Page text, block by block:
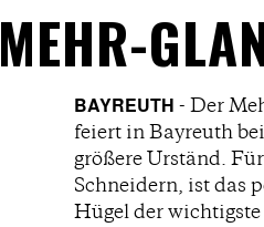
MEHR-
BAYREUTH - Der
feiert in Bayreuth
größere Urständ.
Schneidern, ist das
Hügel der wichtigste